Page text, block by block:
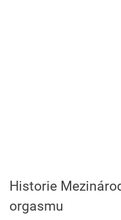
Historie
orgasmu